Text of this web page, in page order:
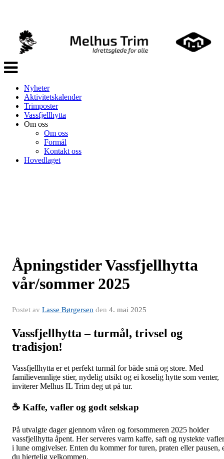
Veksle
navigasjon
Nyheter
Aktivitetskalender
Trimposter
Vassfjellhytta
Om oss
Om oss
Formål
Kontakt oss
Hovedlaget
Åpningstider Vassfjellhytta
vår/sommer 2025
Postet av Lasse Børgersen den 4. mai 2025
Vassfjellhytta – turmål, trivsel og
tradisjon!
Vassfjellhytta er et perfekt turmål for både små og store. Med
familievennlige stier, nydelig utsikt og ei koselig hytte som venter,
inviterer Melhus IL Trim deg ut på tur.
☕ Kaffe, vafler og godt selskap
På utvalgte dager gjennom våren og forsommeren 2025 holder
vassfjellhytta åpent. Her serveres varm kaffe, saft og nystekte vafler
i lune omgivelser. Enten du kommer for turen, praten eller pausen,
du hjertelig velkommen.